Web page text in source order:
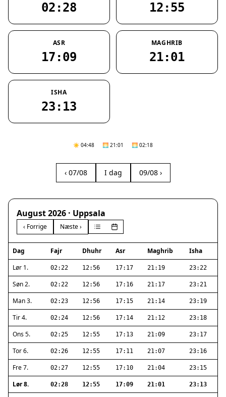
02:28 12:55
ASR
17:09
MAGHRIB
21:01
ISHA
23:13
☀️ 04:48 🌅 21:01 🌅 02:18
‹ 07/08 I dag 09/08 ›
August 2026 · Uppsala
‹ Forrige Næste ›
Dag Fajr Dhuhr Asr Maghrib
Isha
Lør 1.
02:22 12:56 17:17 21:19 23:22
Søn 2. 02:22 12:56 17:16 21:17 23:21
Man 3. 02:23 12:56 17:15 21:14 23:19
Tir 4. 02:24 12:56 17:14 21:12 23:18
Ons 5. 02:25 12:55 17:13 21:09 23:17
Tor 6. 02:26 12:55 17:11 21:07 23:16
Fre 7. 02:27 12:55 17:10 21:04 23:15
Lør 8. 02:28 12:55 17:09 21:01 23:13